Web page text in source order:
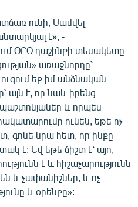
ունի, Սամվել
է», -
ՕՐՕ դաշինքի տեսակետը
առաջնորդը՝
ուզում եք իմ անձնական
այն է, որ նաև իրենց
և որպես
ունեն, եթե ոչ
գոնե նրա հետ, որ ինքը
է: Եվ եթե ճիշտ է՝ այո,
է և հիշաչարությունն
և չափանիշներ, և ոչ
և օրենքը»: